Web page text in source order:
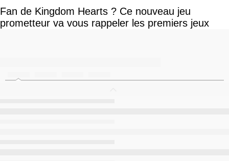
Fan de Kingdom Hearts ? Ce nouveau jeu
prometteur va vous rappeler les premiers jeux